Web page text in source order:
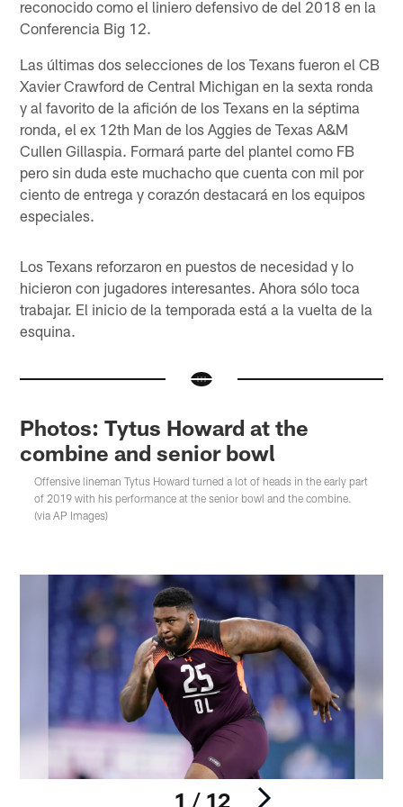
reconocido como el liniero defensivo de del 2018 en la
Conferencia Big 12.
Las últimas dos selecciones de los Texans fueron el CB
Xavier Crawford de Central Michigan en la sexta ronda
y al favorito de la afición de los Texans en la séptima
ronda, el ex 12th Man de los Aggies de Texas A&M
Cullen Gillaspia. Formará parte del plantel como FB
pero sin duda este muchacho que cuenta con mil por
ciento de entrega y corazón destacará en los equipos
especiales.
Los Texans reforzaron en puestos de necesidad y lo
hicieron con jugadores interesantes. Ahora sólo toca
trabajar. El inicio de la temporada está a la vuelta de la
esquina.
Photos: Tytus Howard at the
combine and senior bowl
Offensive lineman Tytus Howard turned a lot of heads in the early part
of 2019 with his performance at the senior bowl and the combine.
(via AP Images)
1 / 12